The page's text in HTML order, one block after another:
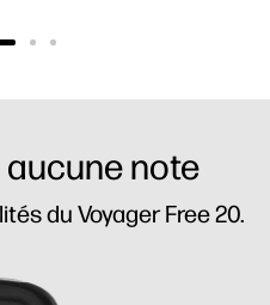
note
du Voyager Free 20.